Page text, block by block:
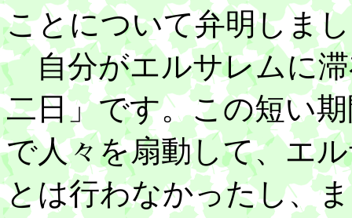
ことについて弁明しま
自分がエルサレムに滞
二日」です。この短い
で人々を扇動して、エ
とは行わなかったし、